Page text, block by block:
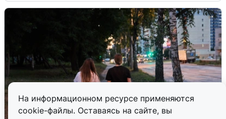
На информационном ресурсе применяются
cookie-файлы. Оставаясь на сайте, вы